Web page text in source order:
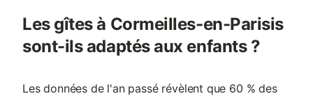
Les gîtes à Cormeilles-en-Parisis
sont-ils adaptés aux enfants ?
Les données de l'an passé révèlent que 60 % des